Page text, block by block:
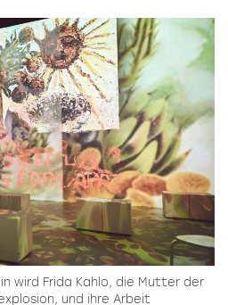
wird Frida Kahlo, die Mutter der
und ihre Arbeit